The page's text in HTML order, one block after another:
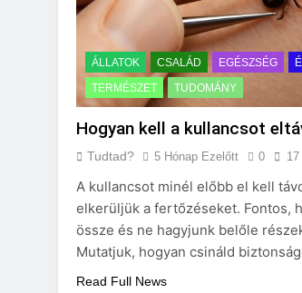
ÁLLATOK CSALÁD EGÉSZSÉG
TERMÉSZET
TUDOMÁNY
Hogyan kell a kullancsot
Tudtad? 5 Hónap Ezelőtt 0
A kullancsot minél előbb el kell
elkerüljük a fertőzéseket. Fontos,
össze és ne hagyjunk belőle
Mutatjuk, hogyan csináld
Read Full News